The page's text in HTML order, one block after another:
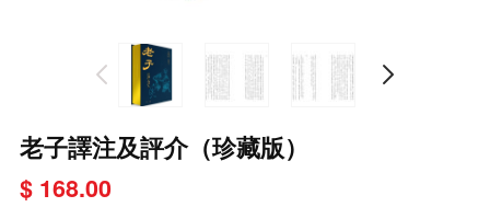
老子譯注及評介（珍藏版）
$ 168.00